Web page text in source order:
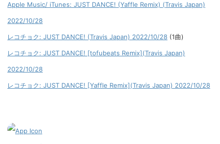
Apple Music/ iTunes: JUST DANCE! (Yaffle Remix) (Travis Japan)
2022/10/28
レコチョク: JUST DANCE! (Travis Japan) 2022/10/28 (1曲)
レコチョク: JUST DANCE! [tofubeats Remix](Travis Japan)
2022/10/28
レコチョク: JUST DANCE! [Yaffle Remix](Travis Japan) 2022/10/28